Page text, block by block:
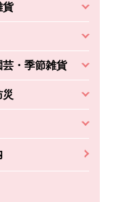
貨
・季節雑貨
災